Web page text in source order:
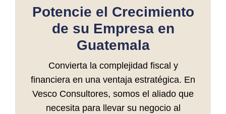
Potencie el Crecimiento
de su Empresa en
Guatemala
Convierta la complejidad fiscal y
financiera en una ventaja estratégica. En
Vesco Consultores, somos el aliado que
necesita para llevar su negocio al